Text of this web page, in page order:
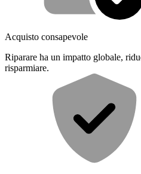
Acquisto consapevole
Riparare ha un impatto globale,
risparmiare.